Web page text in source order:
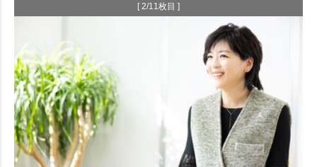
[ 2/11枚目 ]